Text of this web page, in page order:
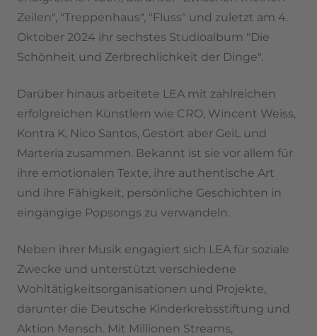
Zeilen", "Treppenhaus", "Fluss" und zuletzt am 4.
Oktober 2024 ihr sechstes Studioalbum "Die
Schönheit und Zerbrechlichkeit der Dinge".
Darüber hinaus arbeitete LEA mit zahlreichen
erfolgreichen Künstlern wie CRO, Wincent Weiss,
Kontra K, Nico Santos, Gestört aber GeiL und
Marteria zusammen. Bekannt ist sie vor allem für
ihre emotionalen Texte, ihre authentische Art
und ihre Fähigkeit, persönliche Geschichten in
eingängige Popsongs zu verwandeln.
Neben ihrer Musik engagiert sich LEA für soziale
Zwecke und unterstützt verschiedene
Wohltätigkeitsorganisationen und Projekte,
darunter die Deutsche Kinderkrebsstiftung und
Aktion Mensch. Mit Millionen Streams,